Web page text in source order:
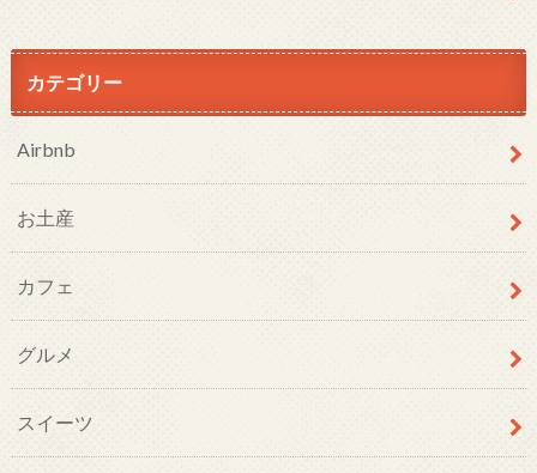
カテゴリー
Airbnb
お土産
カフェ
グルメ
スイーツ